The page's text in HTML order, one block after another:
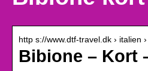
http s://www.dtf-travel.dk › italien
Bibione – Kort